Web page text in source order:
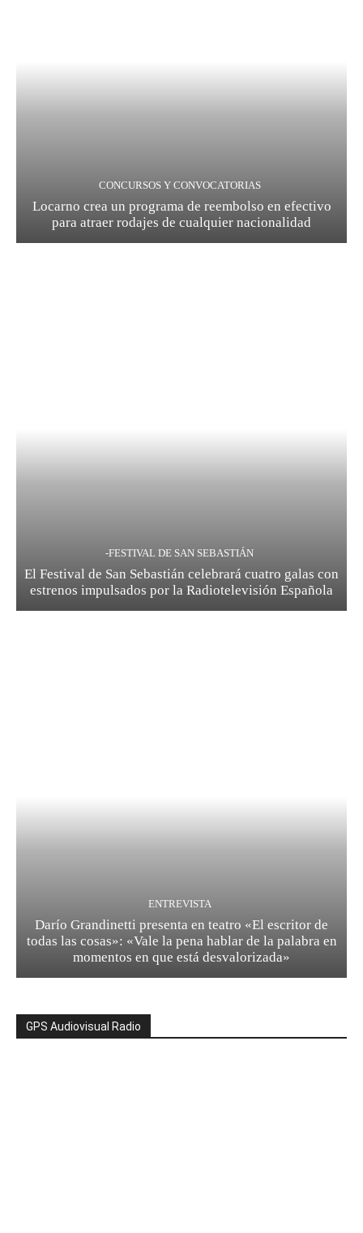
CONCURSOS Y CONVOCATORIAS
Locarno crea un programa de reembolso en efectivo
para atraer rodajes de cualquier nacionalidad
-FESTIVAL DE SAN SEBASTIÁN
El Festival de San Sebastián celebrará cuatro galas con
estrenos impulsados por la Radiotelevisión Española
ENTREVISTA
Darío Grandinetti presenta en teatro «El escritor de
todas las cosas»: «Vale la pena hablar de la palabra en
momentos en que está desvalorizada»
GPS Audiovisual Radio